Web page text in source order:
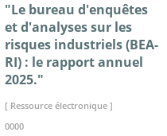
"Le bureau d'enquêtes
et d'analyses sur les
risques industriels (BEA-
RI) : le rapport annuel
2025."
[ Ressource électronique ]
0000